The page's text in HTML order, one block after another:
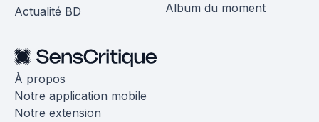
Actualité BD
Album du moment
À propos
Notre application mobile
Notre extension